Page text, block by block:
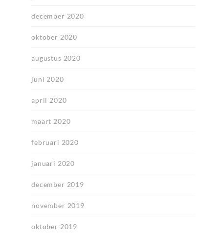
december 2020
oktober 2020
augustus 2020
juni 2020
april 2020
maart 2020
februari 2020
januari 2020
december 2019
november 2019
oktober 2019